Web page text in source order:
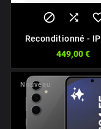
 
Reconditionné -
449,00 €
Nouveau